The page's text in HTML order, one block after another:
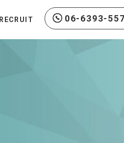
RECRUIT 06-6393-